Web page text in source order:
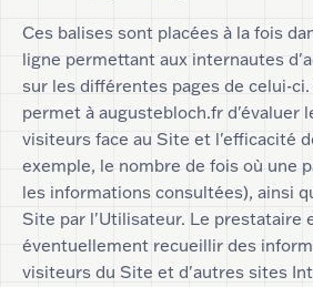
Ces balises sont placées à la fois
ligne permettant aux internautes
sur les différentes pages de celui-
permet à augustebloch.fr d'évaluer
visiteurs face au Site et l'efficacité
exemple, le nombre de fois où une
les informations consultées), ainsi
Site par l'Utilisateur. Le prestataire
éventuellement recueillir des
visiteurs du Site et d'autres sites